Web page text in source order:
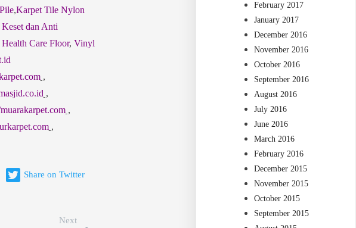
,Karpet Tile Nylon
Keset dan Anti
Care Floor, Vinyl
,
,
,
,
Share on Twitter
Next
February 2017
January 2017
December 2016
November 2016
October 2016
September 2016
August 2016
July 2016
June 2016
March 2016
February 2016
December 2015
November 2015
October 2015
September 2015